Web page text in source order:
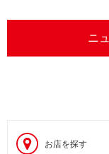
ニ
お店を探す